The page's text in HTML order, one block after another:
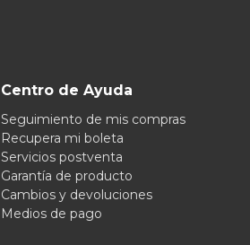
Centro de Ayuda
Seguimiento de mis compras
Recupera mi boleta
Servicios postventa
Garantía de producto
Cambios y devoluciones
Medios de pago